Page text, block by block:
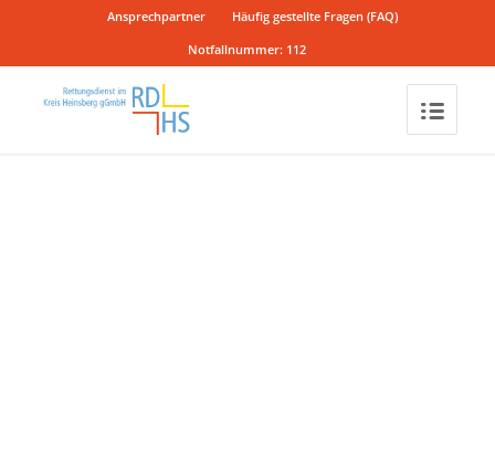
Ansprechpartner
Häufig gestellte Fragen (FAQ)
Notfallnummer: 112